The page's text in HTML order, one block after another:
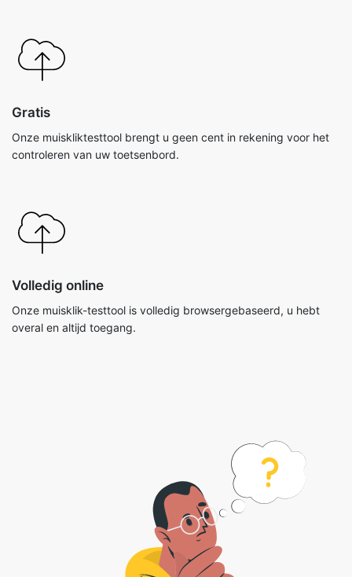
Gratis
Onze muiskliktesttool brengt u geen cent in rekening voor het
controleren van uw toetsenbord.
Volledig online
Onze muisklik-testtool is volledig browsergebaseerd, u hebt
overal en altijd toegang.